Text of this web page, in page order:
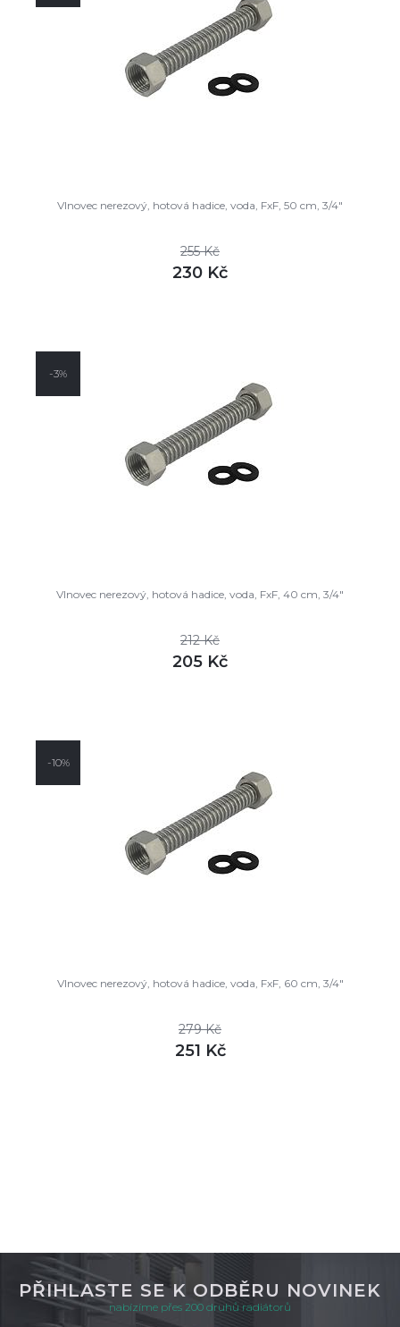
Vlnovec nerezový, hotová hadice, voda, FxF, 50 cm, 3/4"
255 Kč
230 Kč
-3%
Vlnovec nerezový, hotová hadice, voda, FxF, 40 cm, 3/4"
212 Kč
205 Kč
-10%
Vlnovec nerezový, hotová hadice, voda, FxF, 60 cm, 3/4"
279 Kč
251 Kč
PŘIHLASTE SE K ODBĚRU NOVINEK
nabízíme přes 200 druhů radiátorů